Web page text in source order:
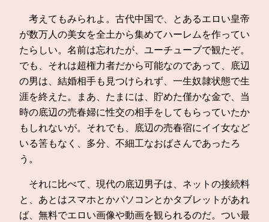
考えてもみられよ。古代中国で、とあるエロい皇帝
が数万人の美女を全土から集めてハーレムを作ってい
たらしい。名前は忘れたが、ユーチューブで観たぞ。
でも、それは超権力者だから可能なのであって、底辺
の男は、結婚相手も見つけられず、一生奴隷状態で生
涯を終えた。まあ、たまには、貯めた僅かな金で、当
時の底辺の売春婦に性交の相手をしてもらっていたか
もしれないが。それでも、底辺の売春宿にイイ女など
いる筈もなく、多分、不細工なおばさんであったろ
う。
それに比べて、現代の底辺男子は、ネットの接続料
と、あとはスマホとかパソコンとかタブレットがあれ
ば、無料でエロい画像や動画を観られるのだ。つい最